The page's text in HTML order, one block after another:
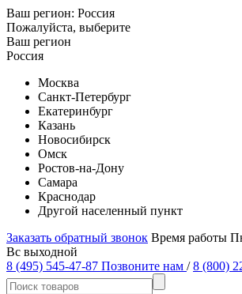
Ваш регион: Россия
Пожалуйста, выберите
Ваш регион
Россия
Москва
Санкт-Петербург
Екатеринбург
Казань
Новосибирск
Омск
Ростов-на-Дону
Самара
Краснодар
Другой населенный пункт
Заказать обратный звонок Время работы
Вс выходной
8 (495) 545-47-87 Позвоните нам / 8 (800)